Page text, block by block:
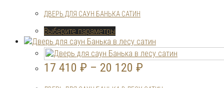
можно
выбрать
на
странице
товара.
ДВЕРЬ ДЛЯ САУН БАНЬКА САТИН
Выберите параметры
товар
имеет
несколько
вариаций.
17 410 ₽ – 20 120 ₽